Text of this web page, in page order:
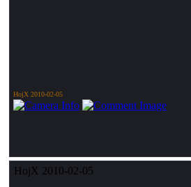
HojX 2010-02-05
HojX 2010-02-05